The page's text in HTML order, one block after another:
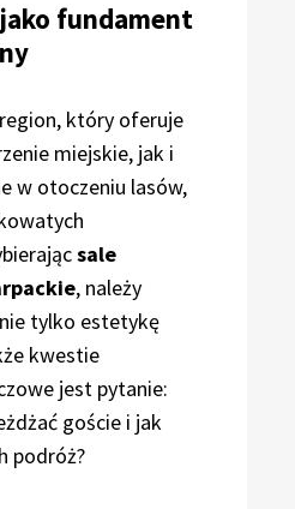
fundament
który oferuje
miejskie, jak i
w otoczeniu lasów,
sale
, należy
tylko estetykę
kwestie
jest pytanie:
goście i jak
podróż?